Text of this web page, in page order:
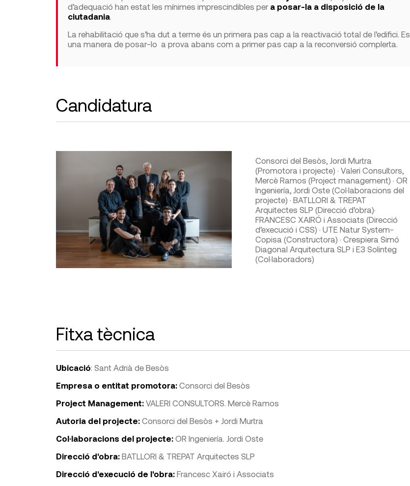
d’adequació han estat les mínimes imprescindibles per a posar-la a disposició de la
ciutadania.
La rehabilitació que s’ha dut a terme és un primera pas cap a la reactivació total de l’edifici. Es
una manera de posar-lo a prova abans com a primer pas cap a la reconversió complerta.
Candidatura
Consorci del Besòs, Jordi Murtra
(Promotora i projecte) · Valeri Consultors,
Mercè Ramos (Project management) · OR
Ingeniería, Jordi Oste (Col·laboracions del
projecte) · BATLLORI & TREPAT
Arquitectes SLP (Direcció d’obra)·
FRANCESC XAIRÓ i Associats (Direcció
d’execució i CSS) · UTE Natur System-
Copisa (Constructora) · Crespiera Simó
Diagonal Arquitectura SLP i E3 Solinteg
(Col·laboradors)
Fitxa tècnica
Ubicació: Sant Adrià de Besòs
Empresa o entitat promotora: Consorci del Besòs
Project Management:VALERI CONSULTORS. Mercè Ramos
Autoria del projecte: Consorci del Besòs + Jordi Murtra
Col·laboracions del projecte: OR Ingeniería. Jordi Oste
Direcció d'obra: BATLLORI & TREPAT Arquitectes SLP
Direcció d'execució de l'obra: Francesc Xairó i Associats